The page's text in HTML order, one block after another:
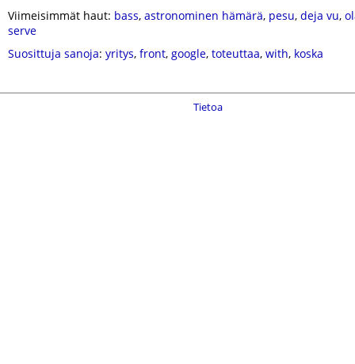
Viimeisimmät haut: bass, astronominen hämärä, pesu, deja vu,
serve
Suosittuja sanoja: yritys, front, google, toteuttaa, with, koska
Tietoa